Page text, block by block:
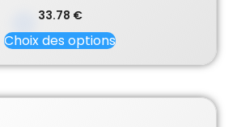
33.78 €
Choix des options